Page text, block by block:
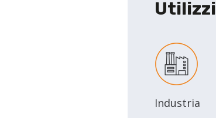
Utilizzi
Industria